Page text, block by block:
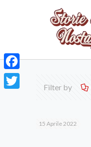
Filter by
15 Aprile 2022
Facebook